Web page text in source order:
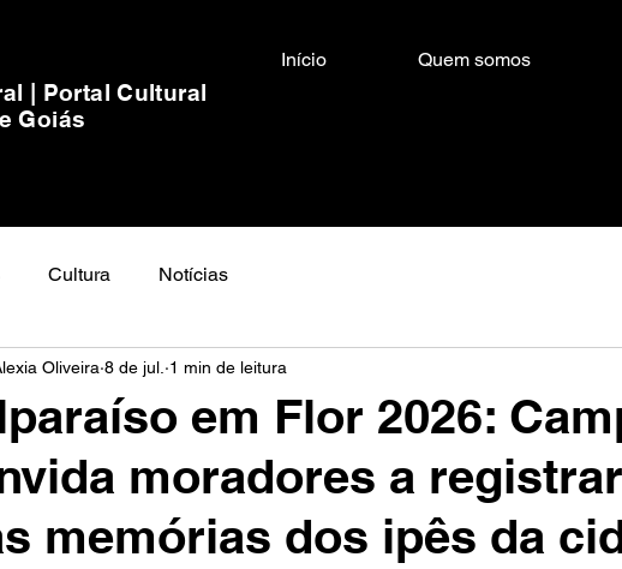
| Portal Cultural
Goiás
Início Quem somos
Cultura Notícias
em Flor 2026:
moradores a
memórias dos ipês da
Oliveira 8 de jul. 1 min de leitura